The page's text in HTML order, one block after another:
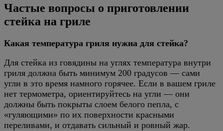
Частые вопросы о приготовлении
стейка на гриле
Какая температура гриля нужна для стейка?
Для стейка из говядины на углях температура внутри
гриля должна быть минимум 200 градусов — сами
угли в это время намного горячее. Если в вашем гриле
нет термометра, ориентируйтесь на угли — они
должны быть покрыты слоем белого пепла, с
«гуляющими» по их поверхности красными
переливами, и отдавать сильный и ровный жар.